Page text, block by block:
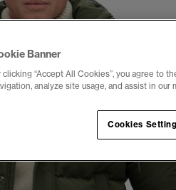
Banner
clicking “Accept All Cookies”, you agree to
analyze site usage, and assist in our
Cookies